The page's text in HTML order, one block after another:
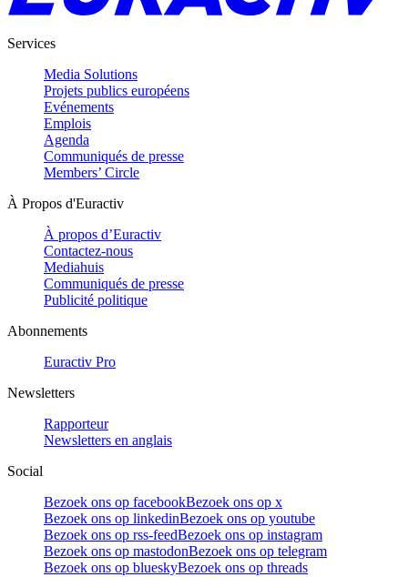
Services
Media Solutions
Projets publics européens
Evénements
Emplois
Agenda
Communiqués de presse
Members’ Circle
À Propos d'Euractiv
À propos d’Euractiv
Contactez-nous
Mediahuis
Communiqués de presse
Publicité politique
Abonnements
Euractiv Pro
Newsletters
Rapporteur
Newsletters en anglais
Social
Bezoek ons op facebookBezoek ons op x
Bezoek ons op linkedinBezoek ons op youtube
Bezoek ons op rss-feedBezoek ons op instagram
Bezoek ons op mastodonBezoek ons op telegram
Bezoek ons op blueskyBezoek ons op threads